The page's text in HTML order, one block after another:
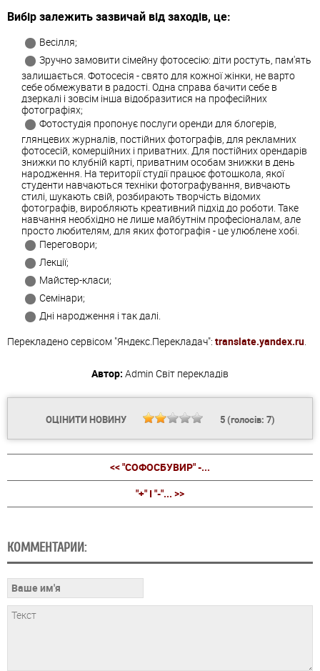
Вибір залежить зазвичай від заходів, це:
Весілля;
Зручно замовити сімейну фотосесію: діти ростуть, пам'ять
залишається. Фотосесія - свято для кожної жінки, не варто
себе обмежувати в радості. Одна справа бачити себе в
дзеркалі і зовсім інша відобразитися на професійних
фотографіях;
Фотостудія пропонує послуги оренди для блогерів,
глянцевих журналів, постійних фотографів, для рекламних
фотосесій, комерційних і приватних. Для постійних орендарів
знижки по клубній карті, приватним особам знижки в день
народження. На території студії працює фотошкола, якої
студенти навчаються техніки фотографування, вивчають
стилі, шукають свій, розбирають творчість відомих
фотографів, виробляють креативний підхід до роботи. Таке
навчання необхідно не лише майбутнім професіоналам, але
просто любителям, для яких фотографія - це улюблене хобі.
Переговори;
Лекції;
Майстер-класи;
Семінари;
Дні народження і так далі.
Перекладено сервісом "Яндекс.Перекладач": translate.yandex.ru.
Автор: Admin Світ перекладів
ОЦІНИТИ НОВИНУ 5(голосів: 7)
<< "СОФОСБУВИР" -...
"+" І "-"... >>
КОММЕНТАРИИ: